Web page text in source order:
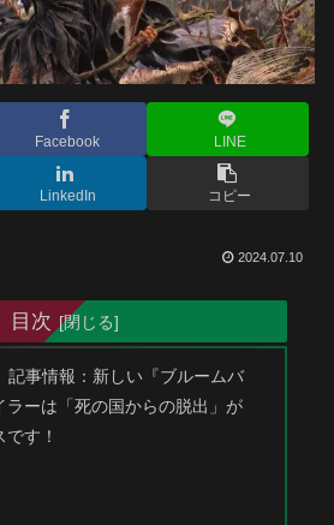
Facebook LINE
LinkedIn コピー
2024.07.10
目次
記事情報：新しい『ブルームバ
ラーは「死の国からの脱出」が
す！